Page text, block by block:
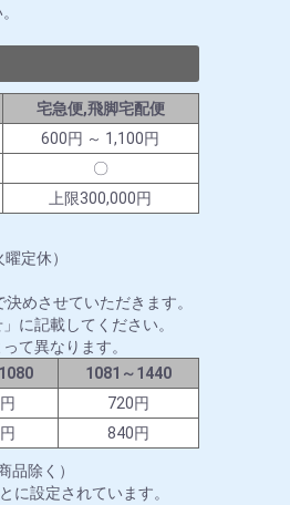
宅急便,飛脚宅配便
600円 ～ 1,100円
〇
上限300,000円
定休）
めさせていただきます。
に記載してください。
て異なります。
1081～1440
720円
840円
品除く）
に設定されています。